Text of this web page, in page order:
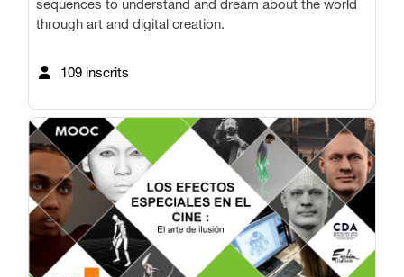
sequences to understand and dream about the world
through art and digital creation.
109 inscrits